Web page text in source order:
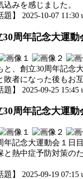
込みを感じました。
題】 2025-10-07 11:30
30周年記念大運動
と、創立30周年記念
敗者になった後もお
題】 2025-09-25 15:45
30周年記念大運
年記念大運動会１日
と熱中症予防対策の
題】 2025-09-19 07:15